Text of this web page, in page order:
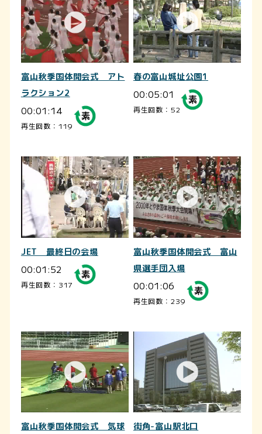
富山秋季国体開会式 アト
ラクション2
00:01:14
再生回数：119
春の富山城址公園1
00:05:01
再生回数：52
JET 最終日の会場
00:01:52
再生回数：317
富山秋季国体開会式 富山
県選手団入場
00:01:06
再生回数：239
富山秋季国体開会式 気球 街角-富山駅北口